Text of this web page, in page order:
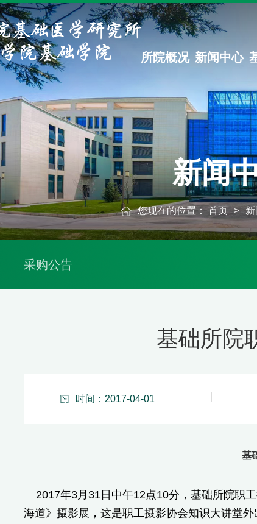
所院概况 新闻中心
新闻
您现在的位置： 首页 >
采购公告
基础所院
时间：2017-04-01
基
2017年3月31日中午12点10分，基础所院职
海道》摄影展，这是职工摄影协会知识大讲堂外